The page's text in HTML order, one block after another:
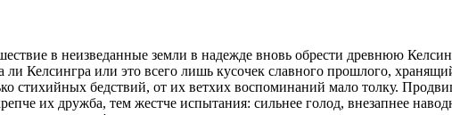
в неизведанные земли в надежде вновь обрести древнюю
Келсингра или это всего лишь кусочек славного прошлого,
стихийных бедствий, от их ветхих воспоминаний мало толку.
их дружба, тем жестче испытания: сильнее голод, внезапнее